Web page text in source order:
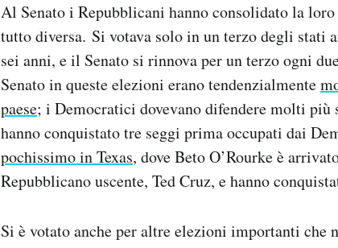
Al Senato i Repubblicani hanno consolidato la
tutto diversa. Si votava solo in un terzo degli stati
sei anni, e il Senato si rinnova per un terzo ogni
Senato in queste elezioni erano tendenzialmente
paese; i Democratici dovevano difendere molti
hanno conquistato tre seggi prima occupati dai
pochissimo in Texas, dove Beto O’Rourke è
Repubblicano uscente, Ted Cruz, e hanno
Si è votato anche per altre elezioni importanti che